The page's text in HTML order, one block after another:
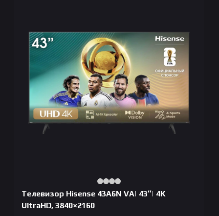
Телевизор Hisense 43A6N VA| 43″| 4K
UltraHD, 3840×2160